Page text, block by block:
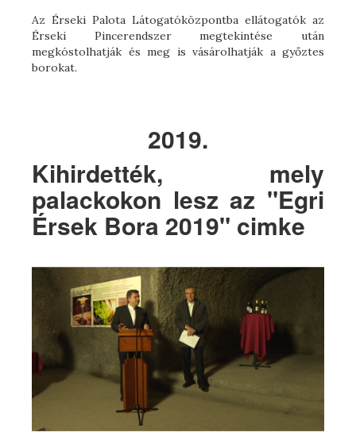
Az Érseki Palota Látogatóközpontba ellátogatók az
Érseki Pincerendszer megtekintése után
megkóstolhatják és meg is vásárolhatják a győztes
borokat.
2019.
Kihirdették, mely
palackokon lesz az "Egri
Érsek Bora 2019" cimke